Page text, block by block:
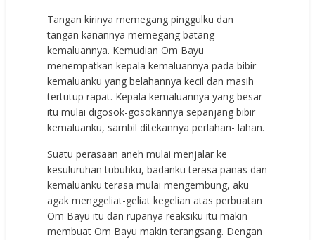
Tangan kirinya memegang pinggulku dan
tangan kanannya memegang batang
kemaluannya. Kemudian Om Bayu
menempatkan kepala kemaluannya pada bibir
kemaluanku yang belahannya kecil dan masih
tertutup rapat. Kepala kemaluannya yang besar
itu mulai digosok-gosokannya sepanjang bibir
kemaluanku, sambil ditekannya perlahan- lahan.
Suatu perasaan aneh mulai menjalar ke
kesuluruhan tubuhku, badanku terasa panas dan
kemaluanku terasa mulai mengembung, aku
agak menggeliat-geliat kegelian atas perbuatan
Om Bayu itu dan rupanya reaksiku itu makin
membuat Om Bayu makin terangsang. Dengan